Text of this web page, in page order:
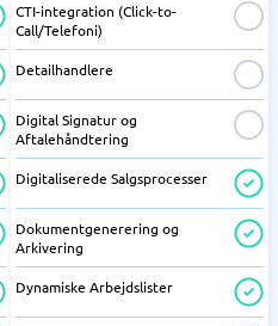
CTI-integration (Click-to-
Call/Telefoni)
Detailhandlere
Digital Signatur og
Aftalehåndtering
Digitaliserede Salgsprocesser
Dokumentgenerering og
Arkivering
Dynamiske Arbejdslister